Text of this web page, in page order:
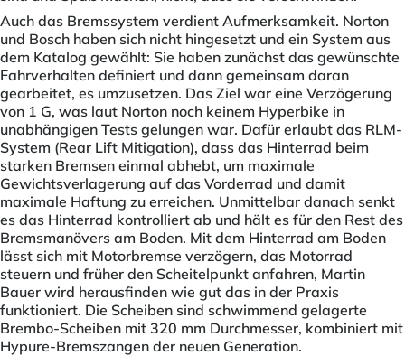
Auch das Bremssystem verdient Aufmerksamkeit. Norton
und Bosch haben sich nicht hingesetzt und ein System aus
dem Katalog gewählt: Sie haben zunächst das gewünschte
Fahrverhalten definiert und dann gemeinsam daran
gearbeitet, es umzusetzen. Das Ziel war eine Verzögerung
von 1 G, was laut Norton noch keinem Hyperbike in
unabhängigen Tests gelungen war. Dafür erlaubt das RLM-
System (Rear Lift Mitigation), dass das Hinterrad beim
starken Bremsen einmal abhebt, um maximale
Gewichtsverlagerung auf das Vorderrad und damit
maximale Haftung zu erreichen. Unmittelbar danach senkt
es das Hinterrad kontrolliert ab und hält es für den Rest des
Bremsmanövers am Boden. Mit dem Hinterrad am Boden
lässt sich mit Motorbremse verzögern, das Motorrad
steuern und früher den Scheitelpunkt anfahren, Martin
Bauer wird herausfinden wie gut das in der Praxis
funktioniert. Die Scheiben sind schwimmend gelagerte
Brembo-Scheiben mit 320 mm Durchmesser, kombiniert mit
Hypure-Bremszangen der neuen Generation.